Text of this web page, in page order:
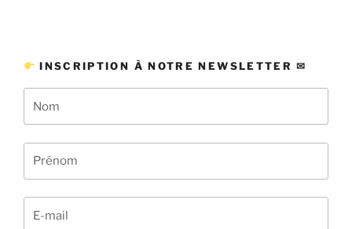
INSCRIPTION À NOTRE NEWSLETTER ✉